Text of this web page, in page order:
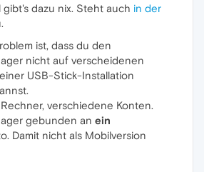
gibt's dazu nix. Steht auch in der
ist, dass du den
nicht auf verscheidenen
USB-Stick-Installation
verschiedene Konten.
gebunden an ein
Damit nicht als Mobilversion